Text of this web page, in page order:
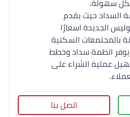
بكل سهولة.
السداد حيث يقدم
الجديدة اسعارًا
بالمجتمعات السكنية
انظمة سداد وخطط
عملية الشراء على
اتصل بنا